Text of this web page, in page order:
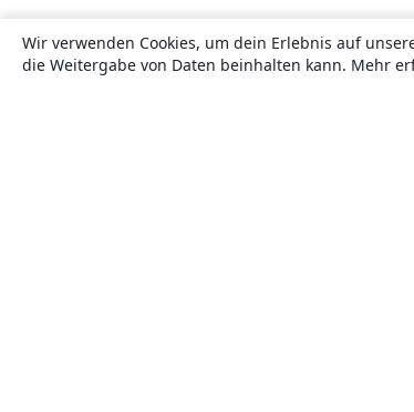
Wir verwenden Cookies, um dein Erlebnis auf
die Weitergabe von Daten beinhalten kann. Mehr